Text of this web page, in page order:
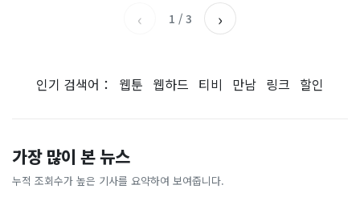
‹ 1 / 3 ›
인기 검색어： 웹툰 웹하드 티비 만남 링크 할인
가장 많이 본 뉴스
누적 조회수가 높은 기사를 요약하여 보여줍니다.